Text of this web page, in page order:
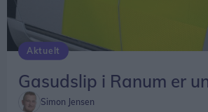
Aktuelt
Gasudslip i Ranum er
Simon Jensen